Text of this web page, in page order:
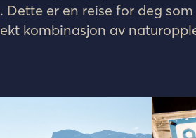
er en reise for deg som
kombinasjon av